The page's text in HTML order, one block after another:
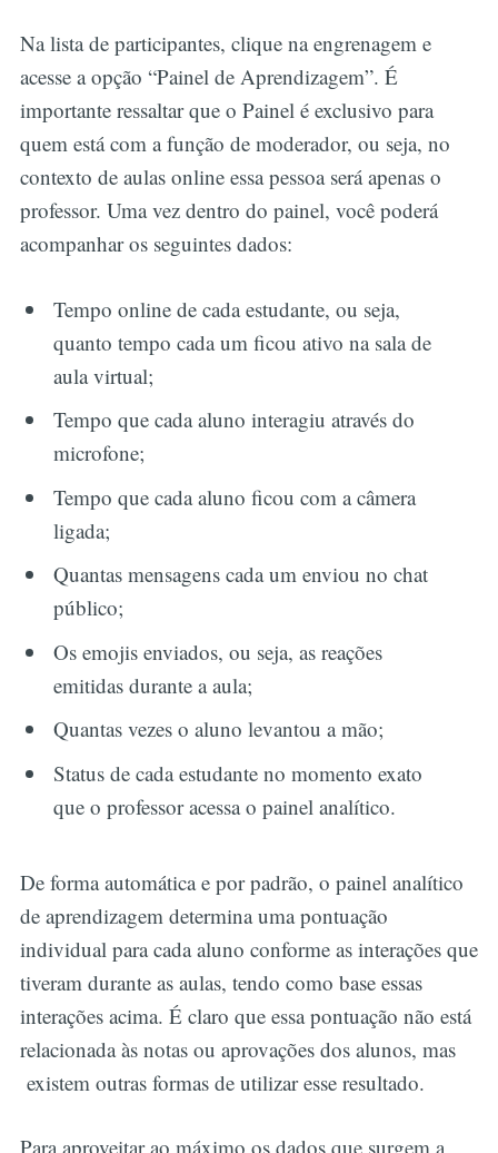
Na lista de participantes, clique na engrenagem e
acesse a opção “Painel de Aprendizagem”. É
importante ressaltar que o Painel é exclusivo para
quem está com a função de moderador, ou seja, no
contexto de aulas online essa pessoa será apenas o
professor. Uma vez dentro do painel, você poderá
acompanhar os seguintes dados:
Tempo online de cada estudante, ou seja,
quanto tempo cada um ficou ativo na sala de
aula virtual;
Tempo que cada aluno interagiu através do
microfone;
Tempo que cada aluno ficou com a câmera
ligada;
Quantas mensagens cada um enviou no chat
público;
Os emojis enviados, ou seja, as reações
emitidas durante a aula;
Quantas vezes o aluno levantou a mão;
Status de cada estudante no momento exato
que o professor acessa o painel analítico.
De forma automática e por padrão, o painel analítico
de aprendizagem determina uma pontuação
individual para cada aluno conforme as interações que
tiveram durante as aulas, tendo como base essas
interações acima. É claro que essa pontuação não está
relacionada às notas ou aprovações dos alunos, mas
existem outras formas de utilizar esse resultado.
Para aproveitar ao máximo os dados que surgem a